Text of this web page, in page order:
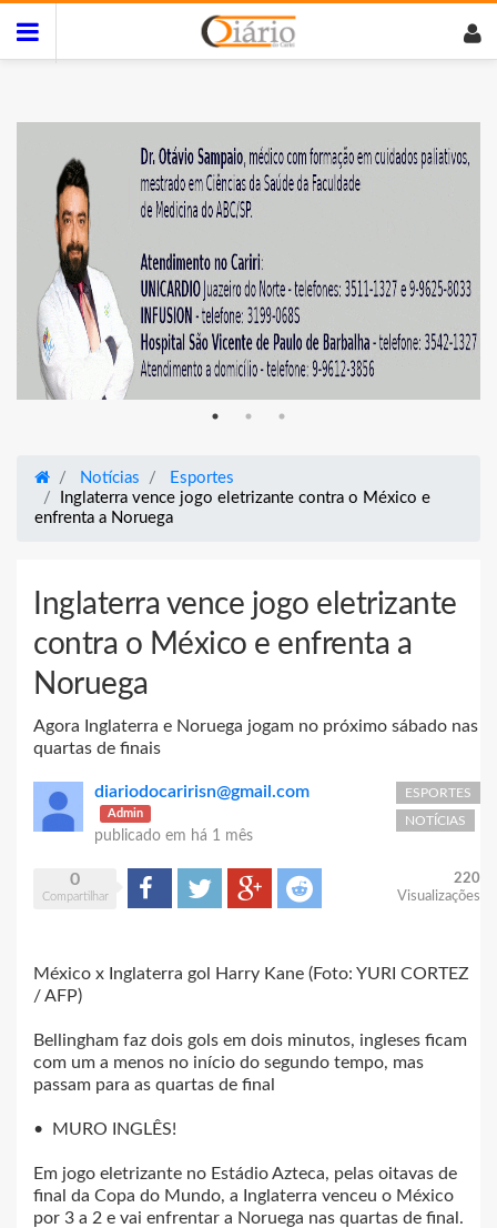
Notícias
Esportes
Inglaterra vence jogo eletrizante contra o México e
enfrenta a Noruega
Inglaterra vence jogo eletrizante
contra o México e enfrenta a
Noruega
Agora Inglaterra e Noruega jogam no próximo sábado nas
quartas de finais
diariodocaririsn@gmail.com
Admin
publicado em há 1 mês
ESPORTES
NOTÍCIAS
0
Compartilhar
Compartilhar
Tweet Google+ Reddit
220
Visualizações
México x Inglaterra gol Harry Kane (Foto: YURI CORTEZ
/ AFP)
Bellingham faz dois gols em dois minutos, ingleses ficam
com um a menos no início do segundo tempo, mas
passam para as quartas de final
• MURO INGLÊS!
Em jogo eletrizante no Estádio Azteca, pelas oitavas de
final da Copa do Mundo, a Inglaterra venceu o México
por 3 a 2 e vai enfrentar a Noruega nas quartas de final.